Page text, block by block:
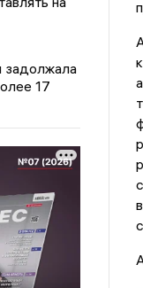
задолжала
17